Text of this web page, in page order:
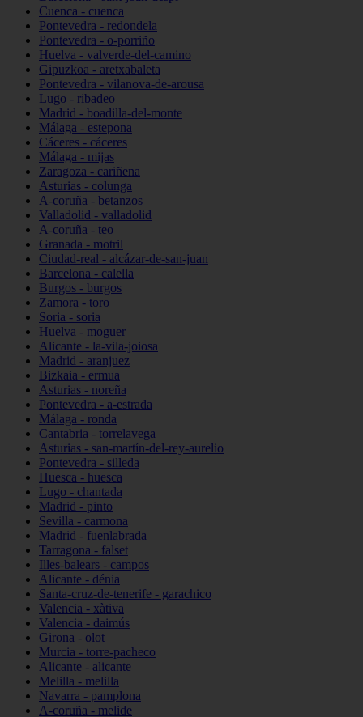
Cuenca - cuenca
Pontevedra - redondela
Pontevedra - o-porriño
Huelva - valverde-del-camino
Gipuzkoa - aretxabaleta
Pontevedra - vilanova-de-arousa
Lugo - ribadeo
Madrid - boadilla-del-monte
Málaga - estepona
Cáceres - cáceres
Málaga - mijas
Zaragoza - cariñena
Asturias - colunga
A-coruña - betanzos
Valladolid - valladolid
A-coruña - teo
Granada - motril
Ciudad-real - alcázar-de-san-juan
Barcelona - calella
Burgos - burgos
Zamora - toro
Soria - soria
Huelva - moguer
Alicante - la-vila-joiosa
Madrid - aranjuez
Bizkaia - ermua
Asturias - noreña
Pontevedra - a-estrada
Málaga - ronda
Cantabria - torrelavega
Asturias - san-martín-del-rey-aurelio
Pontevedra - silleda
Huesca - huesca
Lugo - chantada
Madrid - pinto
Sevilla - carmona
Madrid - fuenlabrada
Tarragona - falset
Illes-balears - campos
Alicante - dénia
Santa-cruz-de-tenerife - garachico
Valencia - xàtiva
Valencia - daimús
Girona - olot
Murcia - torre-pacheco
Alicante - alicante
Melilla - melilla
Navarra - pamplona
A-coruña - melide